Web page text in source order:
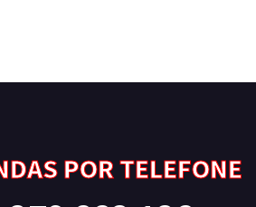
POR TELEFONE